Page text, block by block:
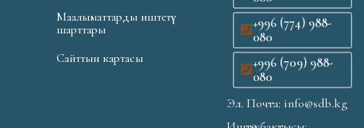
Маалыматтарды иштетүү
шарттары
Сайттын картасы
+996 (774) 988-
080
+996 (709) 988-
080
Эл. Почта: info@sdb.kg